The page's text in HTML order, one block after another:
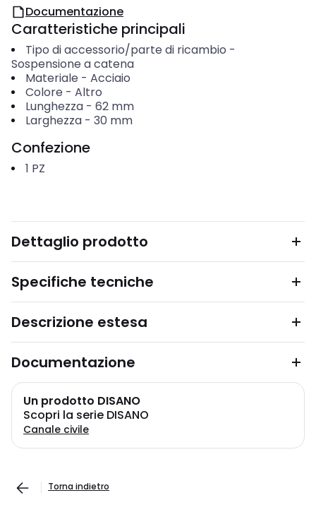
Documentazione
Caratteristiche principali
Tipo di accessorio/parte di ricambio -
Sospensione a catena
Materiale - Acciaio
Colore - Altro
Lunghezza- 62 mm
Larghezza- 30 mm
Confezione
1 PZ
Dettaglio prodotto
Specifiche tecniche
Descrizione estesa
Documentazione
Un prodotto DISANO
Scopri la serie DISANO
Canale civile
Torna indietro